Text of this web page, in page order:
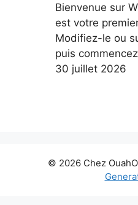
Bienvenue sur
est votre
Modifiez-le ou
puis
30 juillet 2026
© 2026 Chez